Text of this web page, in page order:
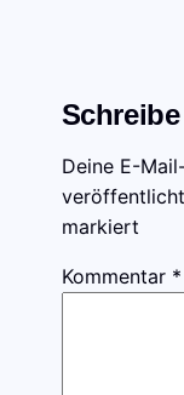
Deine E-
markiert
Kommentar *